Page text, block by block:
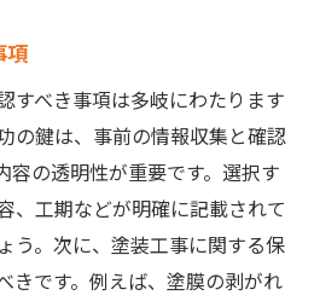
項
すべき事項は多岐にわたります
の鍵は、事前の情報収集と確認
容の透明性が重要です。選択す
、工期などが明確に記載されて
う。次に、塗装工事に関する保
きです。例えば、塗膜の剥がれ